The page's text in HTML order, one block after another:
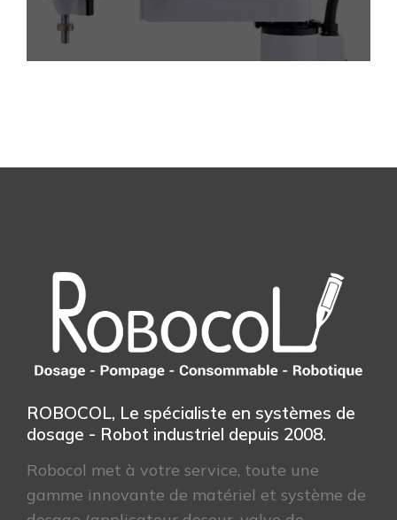
ROBOCOL, Le spécialiste en systèmes de
dosage - Robot industriel depuis 2008.
Robocol met à votre service, toute une
gamme innovante de matériel et système de